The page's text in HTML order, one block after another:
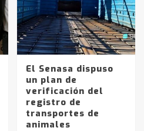
El Senasa dispuso
un plan de
verificación del
registro de
transportes de
animales